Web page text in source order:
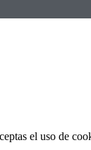
el uso de